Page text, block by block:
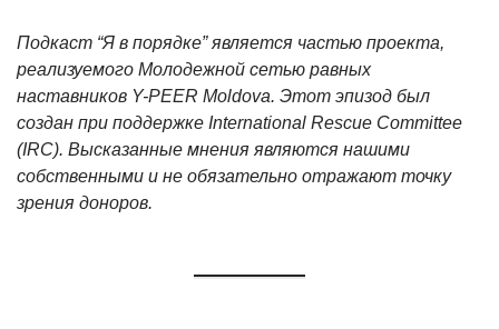
Подкаст “Я в порядке” является частью проекта,
реализуемого Молодежной сетью равных
наставников Y-PEER Moldova. Этот эпизод был
создан при поддержке International Rescue Committee
(IRC). Высказанные мнения являются нашими
собственными и не обязательно отражают точку
зрения доноров.